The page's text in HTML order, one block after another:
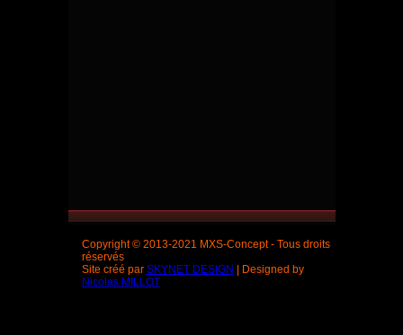
Copyright © 2013-2021 MXS-Concept - Tous droits
réservés
Site créé par SKYNET DESIGN
| Designed by
Nicolas MILLOT